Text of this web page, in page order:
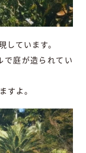
しています。
で庭が造られてい
すよ。